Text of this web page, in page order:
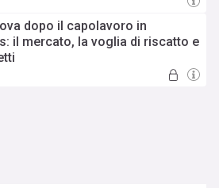
dopo il capolavoro in
il mercato, la voglia di riscatto e